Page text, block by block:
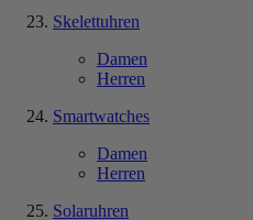
Skelettuhren
Damen
Herren
Smartwatches
Damen
Herren
Solaruhren